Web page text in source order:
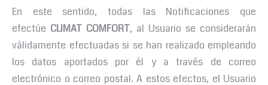
En este sentido, todas las Notificaciones que
efectúe CLIMAT COMFORT, al Usuario se considerarán
válidamente efectuadas si se han realizado empleando
los datos aportados por él y a través de correo
electrónico o correo postal. A estos efectos, el Usuario